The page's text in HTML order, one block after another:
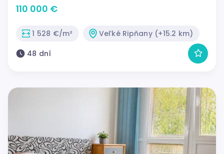
110 000 €
1 528 €/m²
Veľké Ripňany (+15.2 km)
48 dní